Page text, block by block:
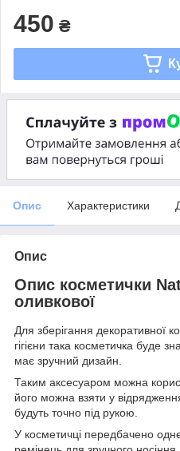
450 ₴
Опис Характеристики
Опис
Опис косметички
оливкової
Для зберігання декоративної
гігієни така косметичка буде
має зручний дизайн.
Таким аксесуаром можна
його можна взяти у
будуть точно під рукою.
У косметичці передбачено